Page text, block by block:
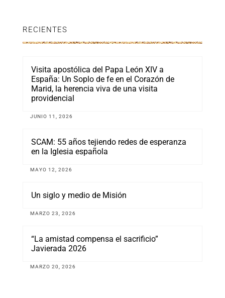
RECIENTES
Visita apostólica del Papa León XIV a
España: Un Soplo de fe en el Corazón de
Marid, la herencia viva de una visita
providencial
JUNIO 11, 2026
SCAM: 55 años tejiendo redes de esperanza
en la Iglesia española
MAYO 12, 2026
Un siglo y medio de Misión
MARZO 23, 2026
“La amistad compensa el sacrificio”
Javierada 2026
MARZO 20, 2026